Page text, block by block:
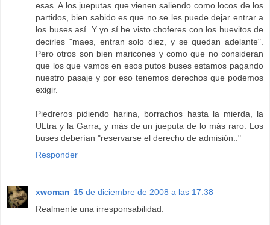
esas. A los jueputas que vienen saliendo como locos de los
partidos, bien sabido es que no se les puede dejar entrar a
los buses así. Y yo sí he visto choferes con los huevitos de
decirles "maes, entran solo diez, y se quedan adelante".
Pero otros son bien maricones y como que no consideran
que los que vamos en esos putos buses estamos pagando
nuestro pasaje y por eso tenemos derechos que podemos
exigir.
Piedreros pidiendo harina, borrachos hasta la mierda, la
ULtra y la Garra, y más de un jueputa de lo más raro. Los
buses deberían "reservarse el derecho de admisión.."
Responder
xwoman 15 de diciembre de 2008 a las 17:38
Realmente una irresponsabilidad.